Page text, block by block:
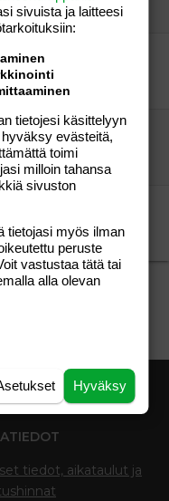
Aihe vapaa
Perhe-elämä
Aihe vapaa
alussa?
Aihe vapaa
tiedot, aikataulut ja
sivuista ja laitteesi
tietojesi käsittelyyn
evästeitä,
toimi
milloin tahansa
sivuston
tietojasi myös ilman
peruste
vastustaa tätä tai
alla olevan
Hyväksy